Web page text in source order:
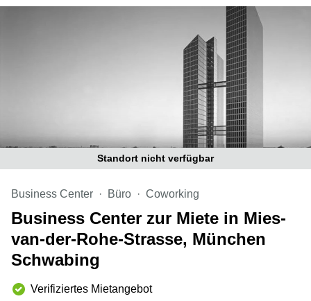
Hannover
Hamburg
Berlin
Mitte
Büro
mieten
München
Düsseldorf
Str. 720-
726 Köln
62 Köln
Erna-
Standort nicht verfügbar
Business Center Büro Coworking
Business Center zur Miete in Mies-
van-der-Rohe-Strasse, München
Schwabing
Verifiziertes Mietangebot